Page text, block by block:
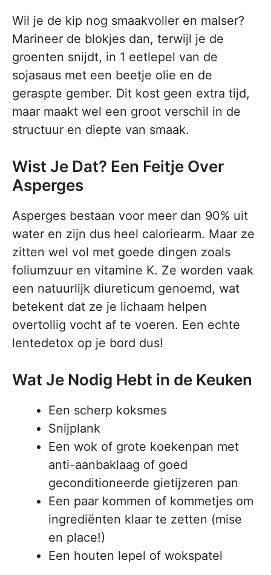
Wil je de kip nog smaakvoller en malser?
Marineer de blokjes dan, terwijl je de
groenten snijdt, in 1 eetlepel van de
sojasaus met een beetje olie en de
geraspte gember. Dit kost geen extra tijd,
maar maakt wel een groot verschil in de
structuur en diepte van smaak.
Wist Je Dat? Een Feitje Over
Asperges
Asperges bestaan voor meer dan 90% uit
water en zijn dus heel caloriearm. Maar ze
zitten wel vol met goede dingen zoals
foliumzuur en vitamine K. Ze worden vaak
een natuurlijk diureticum genoemd, wat
betekent dat ze je lichaam helpen
overtollig vocht af te voeren. Een echte
lentedetox op je bord dus!
Wat Je Nodig Hebt in de Keuken
Een scherp koksmes
Snijplank
Een wok of grote koekenpan met
anti-aanbaklaag of goed
geconditioneerde gietijzeren pan
Een paar kommen of kommetjes om
ingrediënten klaar te zetten (mise
en place!)
Een houten lepel of wokspatel